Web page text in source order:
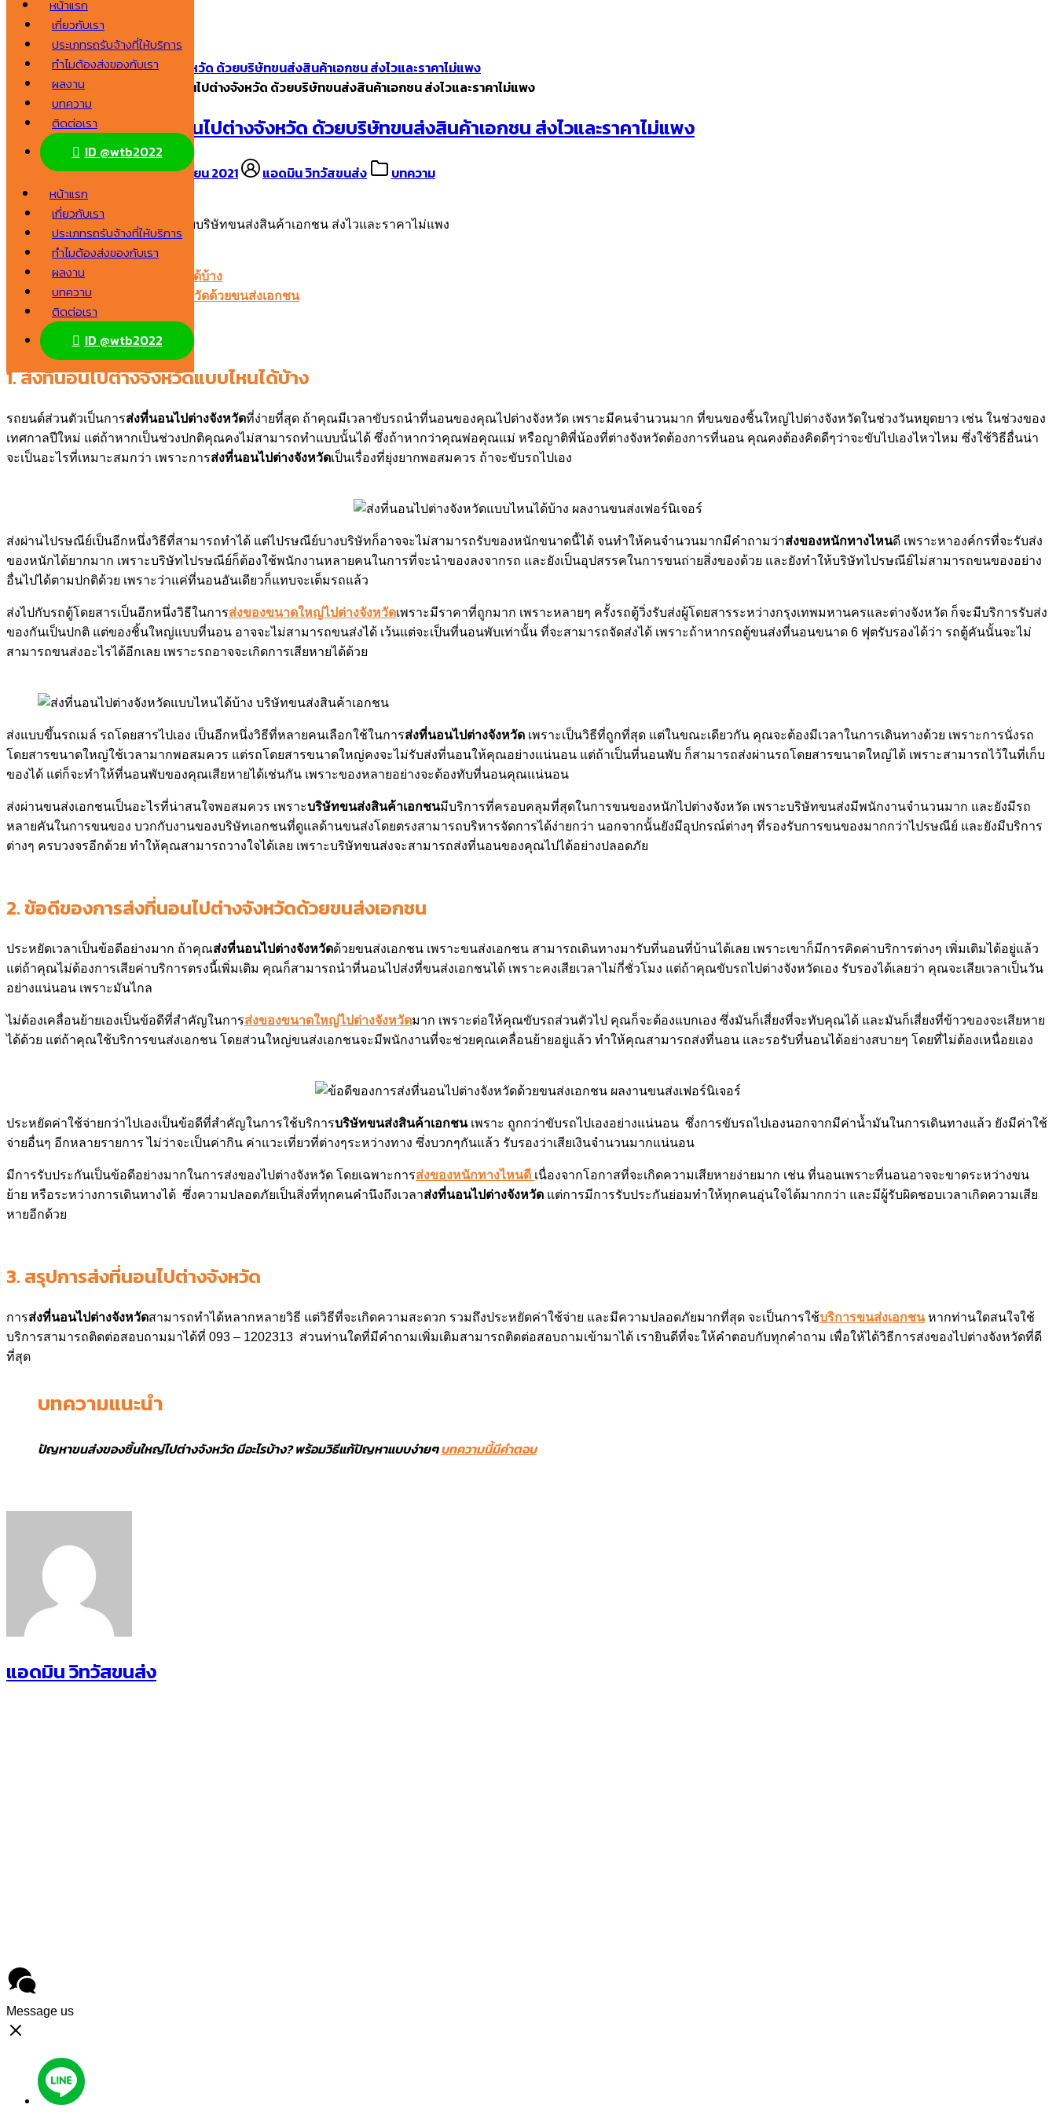
หน้าแรก
เกี่ยวกับเรา
ประเภทรถรับจ้างที่ให้บริการ
ทำไมต้องส่งของกับเรา
ผลงาน
บทความ
ติดต่อเรา
ID @wtb2022
หน้าแรก
เกี่ยวกับเรา
ประเภทรถรับจ้างที่ให้บริการ
ทำไมต้องส่งของกับเรา
ผลงาน
บทความ
ติดต่อเรา
ID @wtb2022
Search
for:
[ตัวเลือกสุดคุ้ม] ส่งที่นอนไปต่างจังหวัด ด้วยบริษัทขนส่งสินค้าเอกชน ส่งไวและราคาไม่แพง
หน้าแรก /[ตัวเลือกสุดคุ้ม] ส่งที่นอนไปต่างจังหวัด ด้วยบริษัทขนส่งสินค้าเอกชน ส่งไวและราคาไม่แพง
[ตัวเลือกสุดคุ้ม] ส่งที่นอนไปต่างจังหวัด ด้วยบริษัทขนส่งสินค้าเอกชน ส่งไวและราคาไม่แพง
16 พฤศจิกายน 202116 พฤศจิกายน 2021 แอดมิน วิทวัสขนส่ง บทความ
เลือกอ่าน ซ่อน
1. ส่งที่นอนไปต่างจังหวัดแบบไหนได้บ้าง
2. ข้อดีของการส่งที่นอนไปต่างจังหวัดด้วยขนส่งเอกชน
3. สรุปการส่งที่นอนไปต่างจังหวัด
1.ส่งที่นอนไปต่างจังหวัดแบบไหนได้บ้าง
รถยนต์ส่วนตัวเป็นการส่งที่นอนไปต่างจังหวัดที่ง่ายที่สุด ถ้าคุณมีเวลาขับรถนำที่นอนของคุณไปต่างจังหวัด เพราะมีคนจำนวนมาก ที่ขนของชิ้นใหญ่ไปต่างจังหวัดในช่วงวันหยุดยาว เช่น ในช่วงของ
เทศกาลปีใหม่ แต่ถ้าหากเป็นช่วงปกติคุณคงไม่สามารถทำแบบนั้นได้ ซึ่งถ้าหากว่าคุณพ่อคุณแม่ หรือญาติพี่น้องที่ต่างจังหวัดต้องการที่นอน คุณคงต้องคิดดีๆว่าจะขับไปเองไหวไหม ซึ่งใช้วิธีอื่นน่า
จะเป็นอะไรที่เหมาะสมกว่า เพราะการส่งที่นอนไปต่างจังหวัดเป็นเรื่องที่ยุ่งยากพอสมควร ถ้าจะขับรถไปเอง
ส่งผ่านไปรษณีย์เป็นอีกหนึ่งวิธีที่สามารถทำได้ แต่ไปรษณีย์บางบริษัทก็อาจจะไม่สามารถรับของหนักขนาดนี้ได้ จนทำให้คนจำนวนมากมีคำถามว่าส่งของหนักทางไหนดี เพราะหาองค์กรที่จะรับส่ง
ของหนักได้ยากมาก เพราะบริษัทไปรษณีย์ก็ต้องใช้พนักงานหลายคนในการที่จะนำของลงจากรถ และยังเป็นอุปสรรคในการขนถ่ายสิ่งของด้วย และยังทำให้บริษัทไปรษณีย์ไม่สามารถขนของอย่าง
อื่นไปได้ตามปกติด้วย เพราะว่าแค่ที่นอนอันเดียวก็แทบจะเต็มรถแล้ว
ส่งไปกับรถตู้โดยสารเป็นอีกหนึ่งวิธีในการส่งของขนาดใหญ่ไปต่างจังหวัดเพราะมีราคาที่ถูกมาก เพราะหลายๆ ครั้งรถตู้วิ่งรับส่งผู้โดยสารระหว่างกรุงเทพมหานครและต่างจังหวัด ก็จะมีบริการรับส่ง
ของกันเป็นปกติ แต่ของชิ้นใหญ่แบบที่นอน อาจจะไม่สามารถขนส่งได้ เว้นแต่จะเป็นที่นอนพับเท่านั้น ที่จะสามารถจัดส่งได้ เพราะถ้าหากรถตู้ขนส่งที่นอนขนาด 6 ฟุตรับรองได้ว่า รถตู้คันนั้นจะไม่
สามารถขนส่งอะไรได้อีกเลย เพราะรถอาจจะเกิดการเสียหายได้ด้วย
ส่งแบบขึ้นรถเมล์ รถโดยสารไปเอง เป็นอีกหนึ่งวิธีที่หลายคนเลือกใช้ในการส่งที่นอนไปต่างจังหวัด เพราะเป็นวิธีที่ถูกที่สุด แต่ในขณะเดียวกัน คุณจะต้องมีเวลาในการเดินทางด้วย เพราะการนั่งรถ
โดยสารขนาดใหญ่ใช้เวลามากพอสมควร แต่รถโดยสารขนาดใหญ่คงจะไม่รับส่งที่นอนให้คุณอย่างแน่นอน แต่ถ้าเป็นที่นอนพับ ก็สามารถส่งผ่านรถโดยสารขนาดใหญ่ได้ เพราะสามารถไว้ในที่เก็บ
ของได้ แต่ก็จะทำให้ที่นอนพับของคุณเสียหายได้เช่นกัน เพราะของหลายอย่างจะต้องทับที่นอนคุณแน่นอน
ส่งผ่านขนส่งเอกชนเป็นอะไรที่น่าสนใจพอสมควร เพราะบริษัทขนส่งสินค้าเอกชนมีบริการที่ครอบคลุมที่สุดในการขนของหนักไปต่างจังหวัด เพราะบริษัทขนส่งมีพนักงานจำนวนมาก และยังมีรถ
หลายคันในการขนของ บวกกับงานของบริษัทเอกชนที่ดูแลด้านขนส่งโดยตรงสามารถบริหารจัดการได้ง่ายกว่า นอกจากนั้นยังมีอุปกรณ์ต่างๆ ที่รองรับการขนของมากกว่าไปรษณีย์ และยังมีบริการ
ต่างๆ ครบวงจรอีกด้วย ทำให้คุณสามารถวางใจได้เลย เพราะบริษัทขนส่งจะสามารถส่งที่นอนของคุณไปได้อย่างปลอดภัย
2.ข้อดีของการส่งที่นอนไปต่างจังหวัดด้วยขนส่งเอกชน
ประหยัดเวลาเป็นข้อดีอย่างมาก ถ้าคุณส่งที่นอนไปต่างจังหวัดด้วยขนส่งเอกชน เพราะขนส่งเอกชน สามารถเดินทางมารับที่นอนที่บ้านได้เลย เพราะเขาก็มีการคิดค่าบริการต่างๆ เพิ่มเติมได้อยู่แล้ว
แต่ถ้าคุณไม่ต้องการเสียค่าบริการตรงนี้เพิ่มเติม คุณก็สามารถนำที่นอนไปส่งที่ขนส่งเอกชนได้ เพราะคงเสียเวลาไม่กี่ชั่วโมง แต่ถ้าคุณขับรถไปต่างจังหวัดเอง รับรองได้เลยว่า คุณจะเสียเวลาเป็นวัน
อย่างแน่นอน เพราะมันไกล
ไม่ต้องเคลื่อนย้ายเองเป็นข้อดีที่สำคัญในการส่งของขนาดใหญ่ไปต่างจังหวัดมาก เพราะต่อให้คุณขับรถส่วนตัวไป คุณก็จะต้องแบกเอง ซึ่งมันก็เสี่ยงที่จะทับคุณได้ และมันก็เสี่ยงที่ข้าวของจะเสียหาย
ได้ด้วย แต่ถ้าคุณใช้บริการขนส่งเอกชน โดยส่วนใหญ่ขนส่งเอกชนจะมีพนักงานที่จะช่วยคุณเคลื่อนย้ายอยู่แล้ว ทำให้คุณสามารถส่งที่นอน และรอรับที่นอนได้อย่างสบายๆ โดยที่ไม่ต้องเหนื่อยเอง
ประหยัดค่าใช้จ่ายกว่าไปเองเป็นข้อดีที่สำคัญในการใช้บริการบริษัทขนส่งสินค้าเอกชนเพราะ ถูกกว่าขับรถไปเองอย่างแน่นอน ซึ่งการขับรถไปเองนอกจากมีค่าน้ำมันในการเดินทางแล้ว ยังมีค่าใช้
จ่ายอื่นๆ อีกหลายรายการ ไม่ว่าจะเป็นค่ากิน ค่าแวะเที่ยวที่ต่างๆระหว่างทาง ซึ่งบวกๆกันแล้ว รับรองว่าเสียเงินจำนวนมากแน่นอน
มีการรับประกันเป็นข้อดีอย่างมากในการส่งของไปต่างจังหวัด โดยเฉพาะการส่งของหนักทางไหนดี เนื่องจากโอกาสที่จะเกิดความเสียหายง่ายมาก เช่น ที่นอนเพราะที่นอนอาจจะขาดระหว่างขน
ย้าย หรือระหว่างการเดินทางได้ ซึ่งความปลอดภัยเป็นสิ่งที่ทุกคนคำนึงถึงเวลาส่งที่นอนไปต่างจังหวัด แต่การมีการรับประกันย่อมทำให้ทุกคนอุ่นใจได้มากกว่า และมีผู้รับผิดชอบเวลาเกิดความเสีย
หายอีกด้วย
3. สรุปการส่งที่นอนไปต่างจังหวัด
การส่งที่นอนไปต่างจังหวัดสามารถทำได้หลากหลายวิธี แต่วิธีที่จะเกิดความสะดวก รวมถึงประหยัดค่าใช้จ่าย และมีความปลอดภัยมากที่สุด จะเป็นการใช้บริการขนส่งเอกชนหากท่านใดสนใจใช้
บริการสามารถติดต่อสอบถามมาได้ที่ 093 – 1202313 ส่วนท่านใดที่มีคำถามเพิ่มเติมสามารถติดต่อสอบถามเข้ามาได้ เรายินดีที่จะให้คำตอบกับทุกคำถาม เพื่อให้ได้วิธีการส่งของไปต่างจังหวัดที่ดี
ที่สุด
บทความแนะนำ
ปัญหาขนส่งของชิ้นใหญ่ไปต่างจังหวัด มีอะไรบ้าง? พร้อมวิธีแก้ปัญหาแบบง่ายๆบทความนี้มีคำตอบ
แอดมิน วิทวัสขนส่ง
Message us